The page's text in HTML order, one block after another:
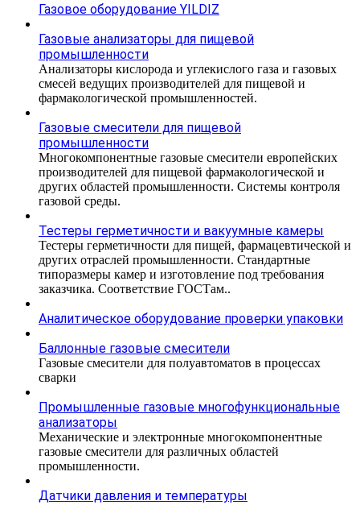
Газовое оборудование YILDIZ
Газовые анализаторы для пищевой
промышленности
Анализаторы кислорода и углекислого газа и газовых
смесей ведущих производителей для пищевой и
фармакологической промышленностей.
Газовые смесители для пищевой
промышленности
Многокомпонентные газовые смесители европейских
производителей для пищевой фармакологической и
других областей промышленности. Системы контроля
газовой среды.
Тестеры герметичности и вакуумные камеры
Тестеры герметичности для пищей, фармацевтической и
других отраслей промышленности. Стандартные
типоразмеры камер и изготовление под требования
заказчика. Соответствие ГОСТам..
Аналитическое оборудование проверки упаковки
Баллонные газовые смесители
Газовые смесители для полуавтоматов в процессах
сварки
Промышленные газовые многофункциональные
анализаторы
Механические и электронные многокомпонентные
газовые смесители для различных областей
промышленности.
Датчики давления и температуры